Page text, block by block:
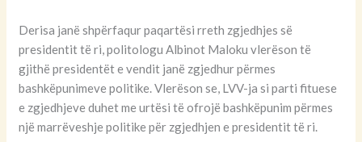
Derisa janë shpërfaqur paqartësi rreth zgjedhjes së
presidentit të ri, politologu Albinot Maloku vlerëson të
gjithë presidentët e vendit janë zgjedhur përmes
bashkëpunimeve politike. Vlerëson se, LVV-ja si parti fituese
e zgjedhjeve duhet me urtësi të ofrojë bashkëpunim përmes
një marrëveshje politike për zgjedhjen e presidentit të ri.